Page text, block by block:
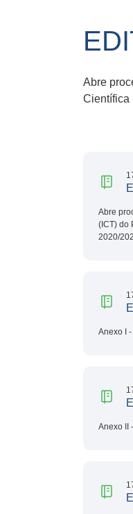
Abre
Científica
Abre
(ICT) do
2020/
Anexo I
Anexo II